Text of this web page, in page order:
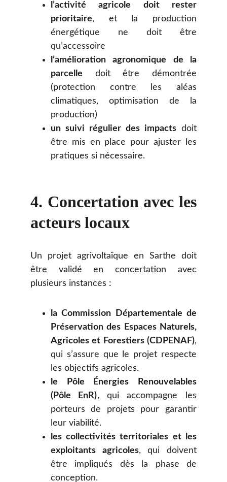
l’activité agricole doit rester
prioritaire, et la production
énergétique ne doit être
qu’accessoire
l’amélioration agronomique de la
parcelle doit être démontrée
(protection contre les aléas
climatiques, optimisation de la
production)
un suivi régulier des impactsdoit
être mis en place pour ajuster les
pratiques si nécessaire.
4. Concertation avec les
acteurs locaux
Un projet agrivoltaïque en Sarthe doit
être validé en concertation avec
plusieurs instances :
la Commission Départementale de
Préservation des Espaces Naturels,
Agricoles et Forestiers (CDPENAF),
qui s’assure que le projet respecte
les objectifs agricoles.
le Pôle Énergies Renouvelables
(Pôle EnR), qui accompagne les
porteurs de projets pour garantir
leur viabilité.
les collectivités territoriales et les
exploitants agricoles, qui doivent
être impliqués dès la phase de
conception.